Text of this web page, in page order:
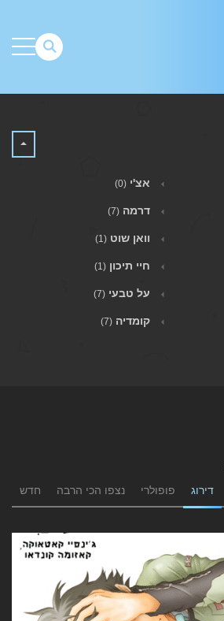
אצ'י (0)
דרמה (7)
וואן שוט (1)
חיי תיכון (1)
על טבעי (7)
קומדיה (7)
דירוג פופולרי נצפו הכי הרבה חדש